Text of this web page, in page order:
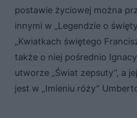
postawie życiowej można
innymi w „Legendzie o
„Kwiatkach świętego
także o niej pośrednio
utworze „Świat zepsuty”, a
jest w „Imieniu róży”